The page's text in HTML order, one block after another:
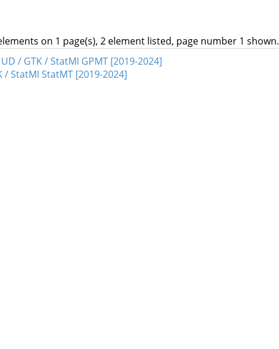
on 1 page(s), 2 element listed, page number 1 shown.
/ GTK / StatMI GPMT [2019-2024]
StatMI StatMT [2019-2024]